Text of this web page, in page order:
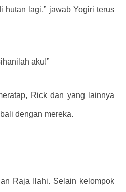
hutan lagi,” jawab Yogiri terus
aku!”
Rick dan yang lainnya
dengan mereka.
Raja Ilahi. Selain kelompok